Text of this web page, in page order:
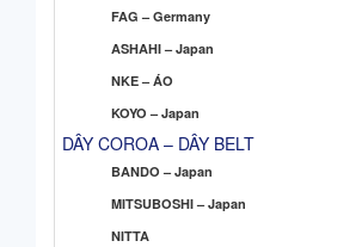
FAG – Germany
ASHAHI – Japan
NKE – ÁO
KOYO – Japan
DÂY COROA – DÂY BELT
BANDO – Japan
MITSUBOSHI – Japan
NITTA